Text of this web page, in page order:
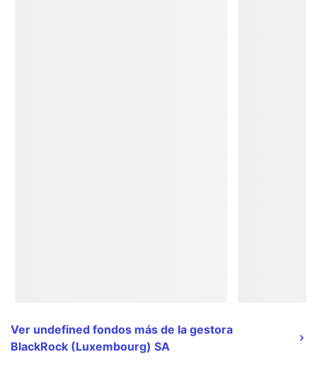
Ver undefined fondos más de la gestora
BlackRock (Luxembourg) SA